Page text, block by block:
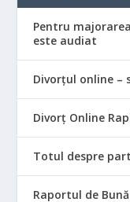
Pentru
este audiat
Divorțul online –
Divorț Online
Totul despre
Raportul de